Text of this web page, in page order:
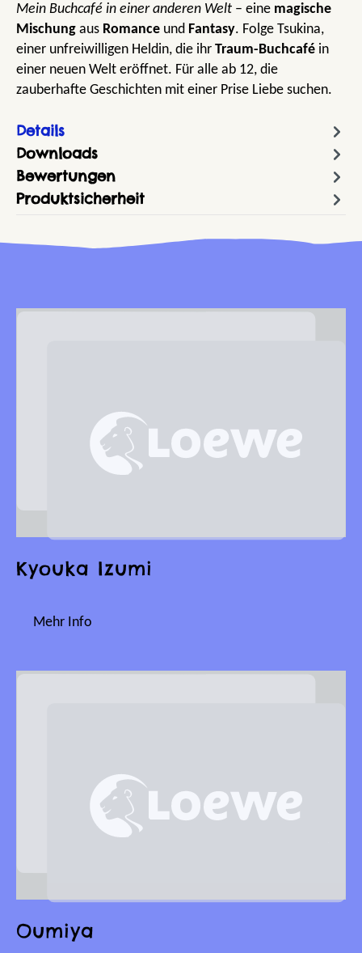
Mein Buchcafé in einer anderen Welt – eine magische
Mischung aus Romance und Fantasy. Folge Tsukina,
einer unfreiwilligen Heldin, die ihr Traum-Buchcafé in
einer neuen Welt eröffnet. Für alle ab 12, die
zauberhafte Geschichten mit einer Prise Liebe suchen.
Details
Downloads
Bewertungen
Produktsicherheit
Kyouka Izumi
Mehr Info
Oumiya